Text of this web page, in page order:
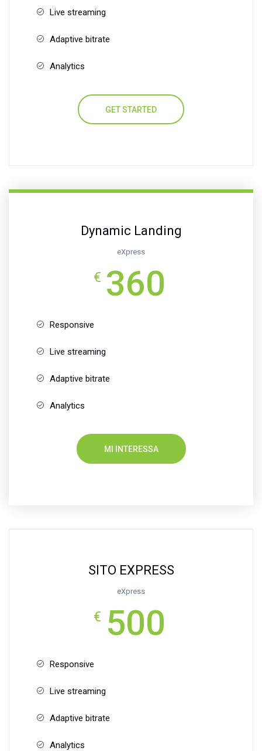
Live streaming
Adaptive bitrate
Analytics
GET STARTED
Dynamic Landing
eXpress
€ 360
Responsive
Live streaming
Adaptive bitrate
Analytics
MI INTERESSA
SITO EXPRESS
eXpress
€ 500
Responsive
Live streaming
Adaptive bitrate
Analytics